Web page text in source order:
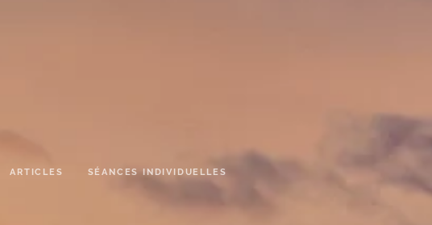
ARTICLES SÉANCES INDIVIDUELLES